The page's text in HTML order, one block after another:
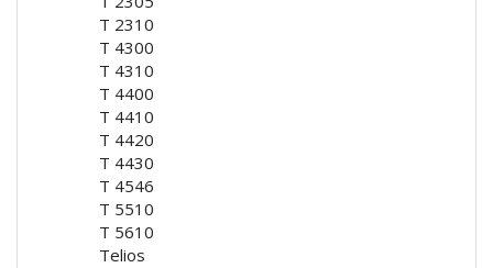
T 2310
T 4300
T 4310
T 4400
T 4410
T 4420
T 4430
T 4546
T 5510
T 5610
Telios